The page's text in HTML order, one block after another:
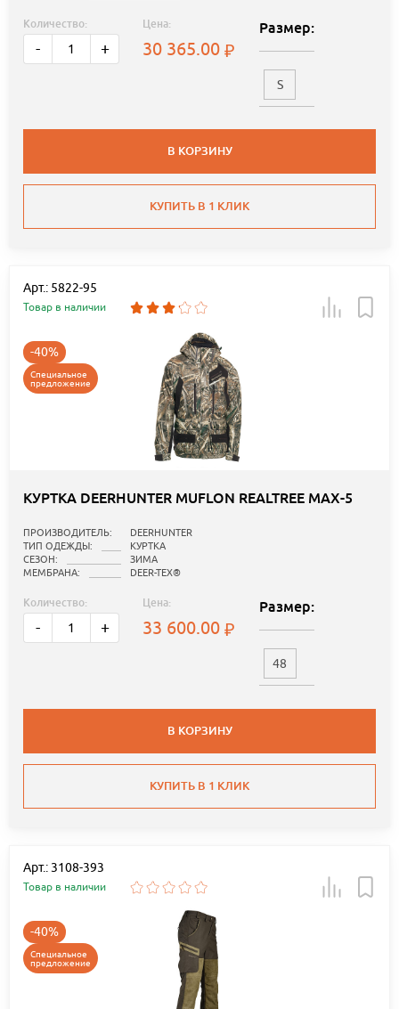
Количество:
- +
Цена:
30 365.00
Размер:
S
В КОРЗИНУ
КУПИТЬ В 1 КЛИК
Арт.: 5822-95
Товар в наличии
-40%
Специальное
предложение
КУРТКА DEERHUNTER MUFLON REALTREE MAX-5
ПРОИЗВОДИТЕЛЬ:
DEERHUNTER
ТИП ОДЕЖДЫ:
КУРТКА
СЕЗОН:
ЗИМА
МЕМБРАНА:
DEER-TEX®
Количество:
- +
Цена:
33 600.00
Размер:
48
В КОРЗИНУ
КУПИТЬ В 1 КЛИК
Арт.: 3108-393
Товар в наличии
-40%
Специальное
предложение